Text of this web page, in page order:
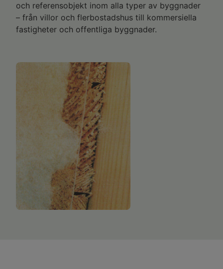
och referensobjekt inom alla typer av byggnader
– från villor och flerbostadshus till kommersiella
fastigheter och offentliga byggnader.